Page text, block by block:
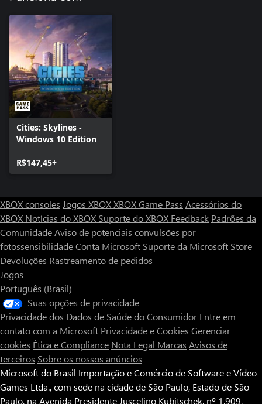
Cities: Skylines -
Windows 10 Edition
R$147,45+
XBOX consoles Jogos XBOXXBOX Game Pass Acessórios do
XBOX Notícias do XBOX Suporte do XBOX Feedback Padrões da
ComunidadeAviso de potenciais convulsões por
fotossensibilidadeConta Microsoft Suporte da Microsoft Store
Devoluções Rastreamento de pedidos
Jogos
Português (Brasil)
Suas opções de privacidade
Privacidade dos Dados de Saúde do Consumidor Entre em
contato com a Microsoft Privacidade e Cookies Gerenciar
cookies Ética e Compliance Nota Legal Marcas Avisos de
terceiros Sobre os nossos anúncios
Microsoft do Brasil Importação e Comércio de Software e Vídeo
Games Ltda., com sede na cidade de São Paulo, Estado de São
Paulo, na Avenida Presidente Juscelino Kubitschek, nº 1.909,